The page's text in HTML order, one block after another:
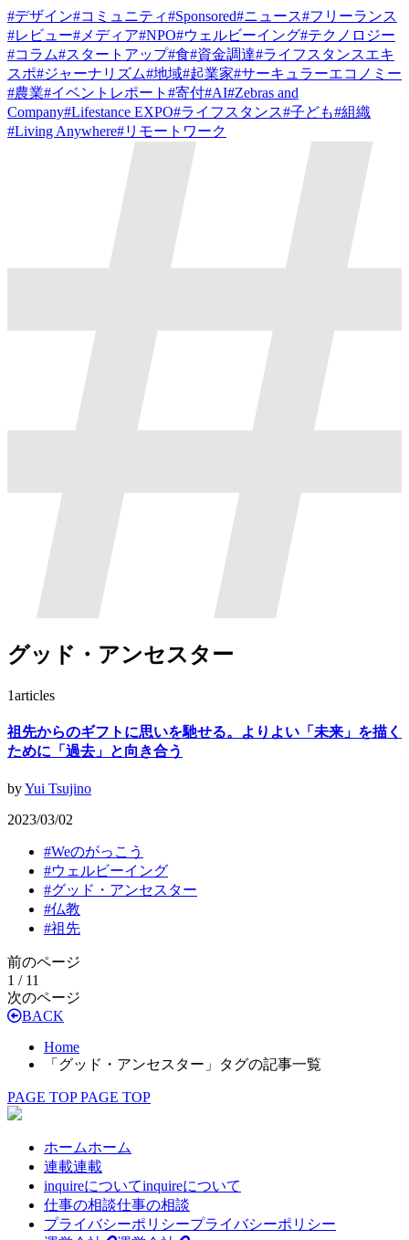
#デザイン#コミュニティ#Sponsored#ニュース#フリーランス
#レビュー# メディア#NPO#ウェルビーイング#テクノロジー
#コラム#スタートアップ#食#資金調達#ライフスタンスエキ
スポ#ジャーナリズム#地域#起業家#サーキュラーエコノミー
#農業#イベントレポート #寄付#AI#Zebras and
Company#Lifestance EXPO#ライフスタンス#子ども#組織
#Living Anywhere#リモートワーク
グッド・アンセスター
1articles
祖先からのギフトに思いを馳せる。よりよい「未来」を描く
ために「過去」と向き合う
byYui Tsujino
2023/03/02
#Weのがっこう
#ウェルビーイング
#グッド・アンセスター
#仏教
#祖先
前のページ
1 / 11
次のページ
BACK
Home
「グッド・アンセスター」タグの記事一覧
PAGE TOP PAGE TOP
ホームホーム
連載連載
inquireについてinquireについて
仕事の相談仕事の相談
プライバシーポリシープライバシーポリシー